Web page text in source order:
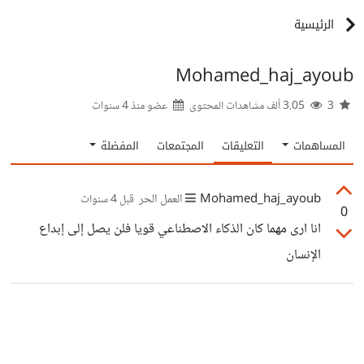
الرئيسية
Mohamed_haj_ayoub
عضو منذ4 سنوات
المساهمات التعليقات المجتمعات المفضلة
0
Mohamed_haj_ayoub العمل الحر قبل 4 سنوات
انا ارى مهما كان الذكاء الاصطناعي قويا فلن يصل إلى إبداع
الإنسان